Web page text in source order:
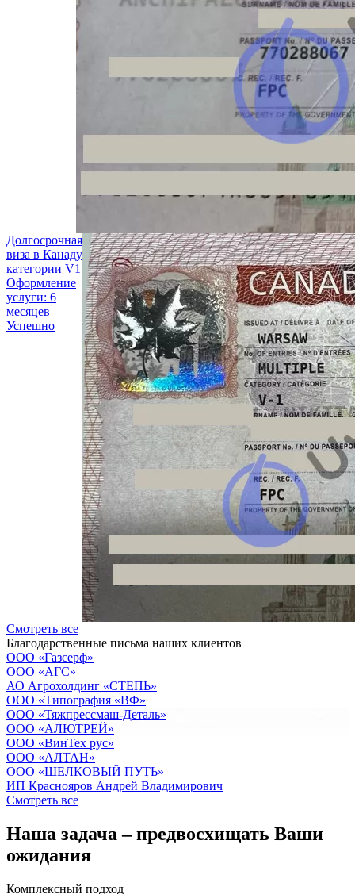
Долгосрочная
виза в Канаду
категории V1
Оформление
услуги: 6
месяцев
Успешно
Смотреть все
Благодарственные письма наших клиентов
ООО «Газсерф»
ООО «АГС»
АО Агрохолдинг «СТЕПЬ»
OOO «Типография «ВФ»
ООО «Тяжпрессмаш-Деталь»
ООО «АЛЮТРЕЙ»
OOO «ВинТех рус»
OOO «АЛТАН»
OOO «ШЕЛКОВЫЙ ПУТЬ»
ИП Краснояров Андрей Владимирович
Смотреть все
Наша задача – предвосхищать Ваши
ожидания
Комплексный подход